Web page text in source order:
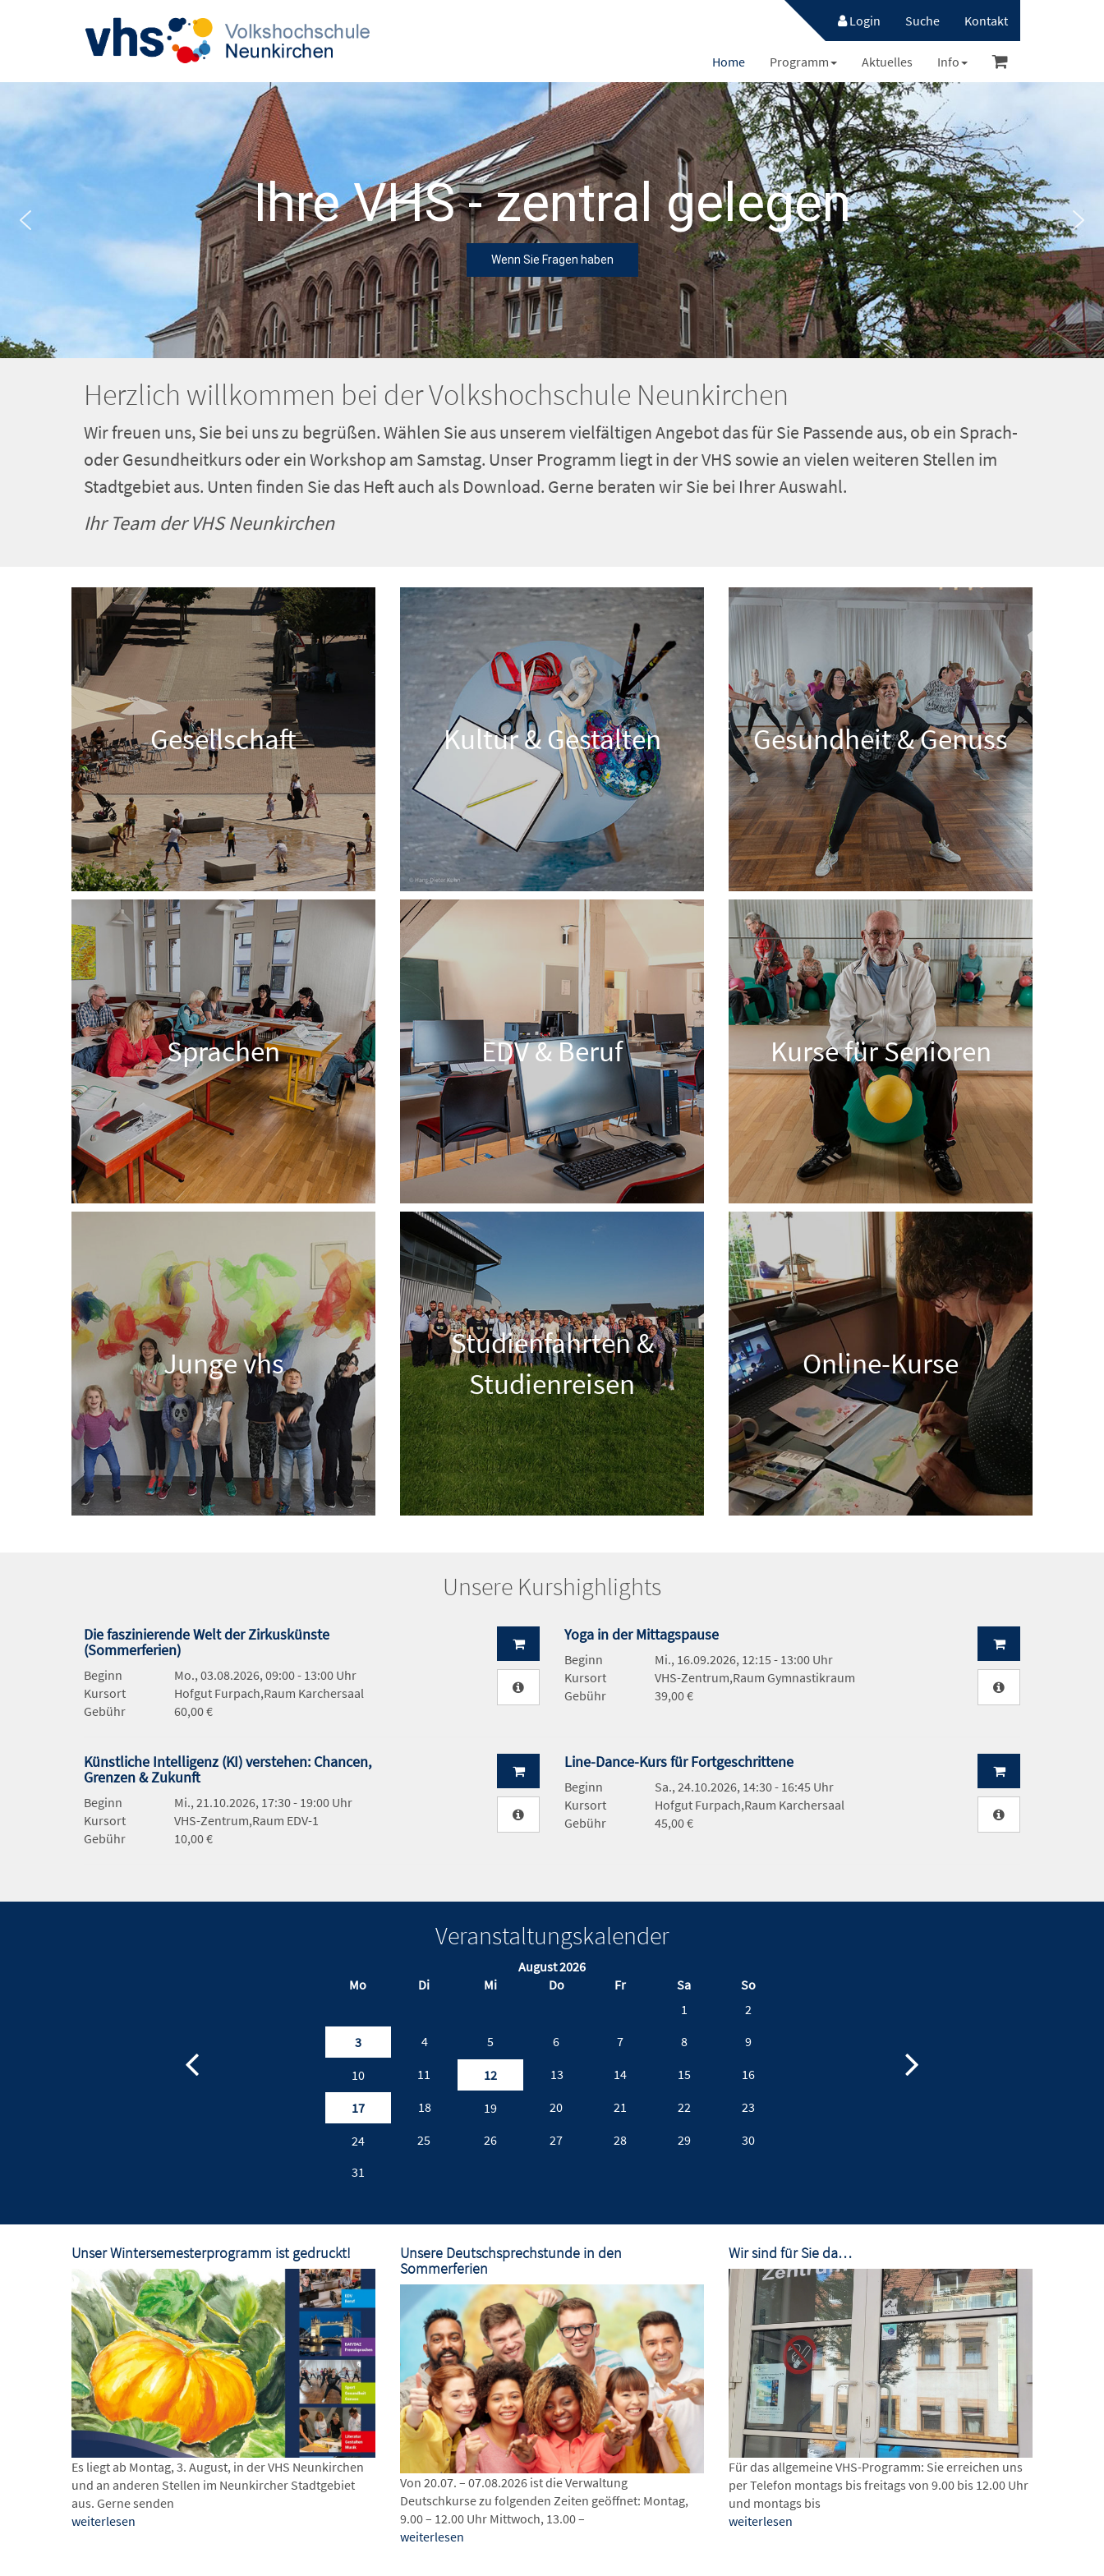
Login Suche Kontakt
Home Programm Aktuelles Info
Unser Wintersemesterprogramm ist da!
Lassen Sie sich überraschen!
Zu unserem Programmheft
Herzlich willkommen bei der Volkshochschule Neunkirchen
Wir freuen uns, Sie bei uns zu begrüßen. Wählen Sie aus unserem vielfältigen Angebot das für Sie Passende aus, ob ein Sprach-
oder Gesundheitkurs oder ein Workshop am Samstag. Unser Programm liegt in der VHS sowie an vielen weiteren Stellen im
Stadtgebiet aus. Unten finden Sie das Heft auch als Download. Gerne beraten wir Sie bei Ihrer Auswahl.
Ihr Team der VHS Neunkirchen
Gesellschaft Kultur & Gestalten Gesundheit & Genuss
Sprachen EDV & Beruf Kurse für Senioren
Junge vhs
Studienfahrten &
Studienreisen
Online-Kurse
Unsere Kurshighlights
Die faszinierende Welt der Zirkuskünste
(Sommerferien)
Beginn
Mo., 03.08.2026, 09:00 - 13:00 Uhr
Kursort
Hofgut Furpach,Raum Karchersaal
Gebühr
60,00 €
Yoga in der Mittagspause
Beginn
Mi., 16.09.2026, 12:15 - 13:00 Uhr
Kursort
VHS-Zentrum,Raum Gymnastikraum
Gebühr
39,00 €
Künstliche Intelligenz (KI) verstehen: Chancen,
Grenzen & Zukunft
Beginn
Mi., 21.10.2026, 17:30 - 19:00 Uhr
Kursort
VHS-Zentrum,Raum EDV-1
Gebühr
10,00 €
Line-Dance-Kurs für Fortgeschrittene
Beginn
Sa., 24.10.2026, 14:30 - 16:45 Uhr
Kursort
Hofgut Furpach,Raum Karchersaal
Gebühr
45,00 €
Veranstaltungskalender
August 2026
Mo
Di Mi Do Fr Sa
So
1
2
3
4 5 6 7 8 9
10 11 12 13 14 15 16
17 18 19 20 21 22 23
24 25 26 27 28 29
30
31
Unser Wintersemesterprogramm ist gedruckt!
Es liegt ab Montag, 3. August, in der VHS Neunkirchen
und an anderen Stellen im Neunkircher Stadtgebiet
aus. Gerne senden
weiterlesen
Unsere Deutschsprechstunde in den
Sommerferien
Von 20.07. – 07.08.2026 ist die Verwaltung
Deutschkurse zu folgenden Zeiten geöffnet: Montag,
9.00 – 12.00 Uhr Mittwoch, 13.00 –
weiterlesen
Wir sind für Sie da…
Für das allgemeine VHS-Programm: Sie erreichen uns
per Telefon montags bis freitags von 9.00 bis 12.00 Uhr
und montags bis
weiterlesen